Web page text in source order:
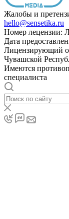
Жалобы и
hello@sensetika.ru
Номер лецензии:
Дата
Лицензирующий
Чувашской
Имеются
специалиста